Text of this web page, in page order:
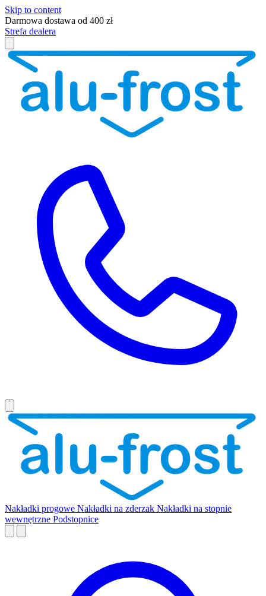
Skip to content
Darmowa dostawa od 400 zł
Strefa dealera
Nakładki progowe Nakładki na zderzak Nakładki na stopnie
wewnętrzne Podstopnice